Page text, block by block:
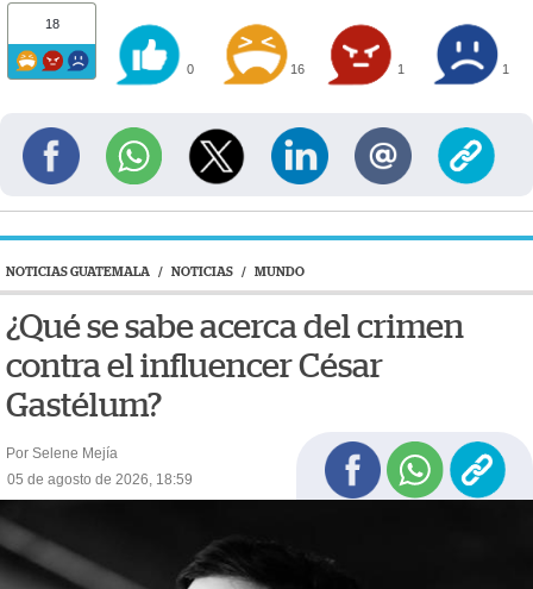
18
0 16 1 1
NOTICIAS GUATEMALA / NOTICIAS / MUNDO
¿Qué se sabe acerca del crimen
contra el influencer César
Gastélum?
Por Selene Mejía
05 de agosto de 2026, 18:59